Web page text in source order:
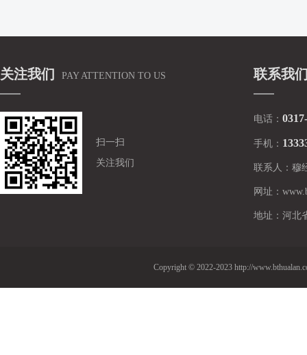
关注我们 PAY ATTENTION TO US
扫一扫
关注我们
联系我
电话：
手机：
联系人： 穆
网址：
地址： 河北
Copyright © 2022-2023 http://